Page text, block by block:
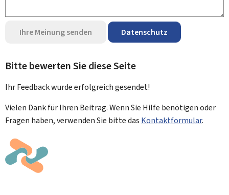
Ihre Meinung senden Datenschutz
Bitte bewerten Sie diese Seite
Ihr Feedback wurdeerfolgreichgesendet!
Vielen Dank für Ihren Beitrag. Wenn Sie Hilfe benötigen oder
Fragen haben, verwenden Sie bitte das Kontaktformular.